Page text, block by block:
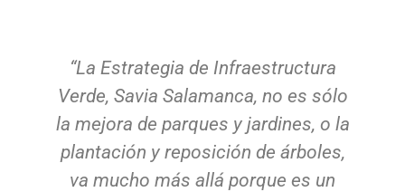
“La Estrategia de Infraestructura
Verde, Savia Salamanca, no es sólo
la mejora de parques y jardines, o la
plantación y reposición de árboles,
va mucho más allá porque es un